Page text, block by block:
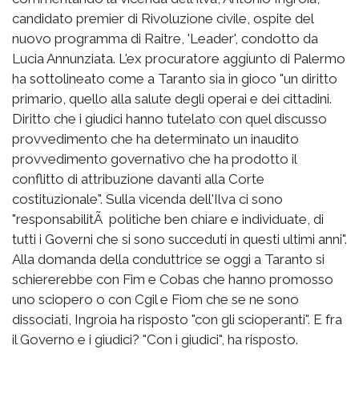
candidato premier di Rivoluzione civile, ospite del
nuovo programma di Raitre, 'Leader', condotto da
Lucia Annunziata. L'ex procuratore aggiunto di Palermo
ha sottolineato come a Taranto sia in gioco "un diritto
primario, quello alla salute degli operai e dei cittadini.
Diritto che i giudici hanno tutelato con quel discusso
provvedimento che ha determinato un inaudito
provvedimento governativo che ha prodotto il
conflitto di attribuzione davanti alla Corte
costituzionale". Sulla vicenda dell'Ilva ci sono
"responsabilitÃ politiche ben chiare e individuate, di
tutti i Governi che si sono succeduti in questi ultimi anni".
Alla domanda della conduttrice se oggi a Taranto si
schiererebbe con Fim e Cobas che hanno promosso
uno sciopero o con Cgil e Fiom che se ne sono
dissociati, Ingroia ha risposto "con gli scioperanti". E fra
il Governo e i giudici? "Con i giudici", ha risposto.